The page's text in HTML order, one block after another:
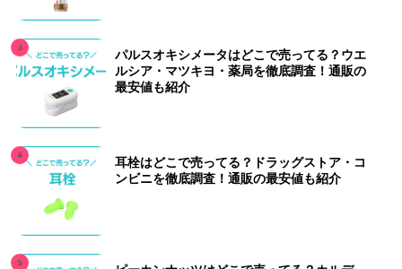
パルスオキシメータはどこで売ってる？ウエ
ルシア・マツキヨ・薬局を徹底調査！通販の
最安値も紹介
耳栓はどこで売ってる？ドラッグストア・コ
ンビニを徹底調査！通販の最安値も紹介